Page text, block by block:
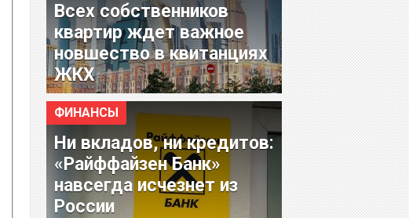
Всех собственников
квартир ждет важное
новшество в квитанциях
ЖКХ
ФИНАНСЫ
Ни вкладов, ни кредитов:
«Райффайзен Банк»
навсегда исчезнет из
России